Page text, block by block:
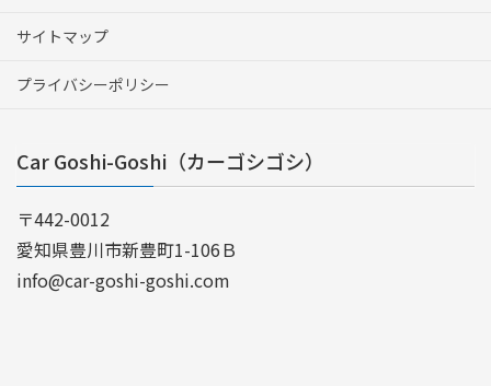
サイトマップ
プライバシーポリシー
Car Goshi-Goshi（カーゴシゴシ）
〒442-0012
愛知県豊川市新豊町1-106Ｂ
info@car-goshi-goshi.com